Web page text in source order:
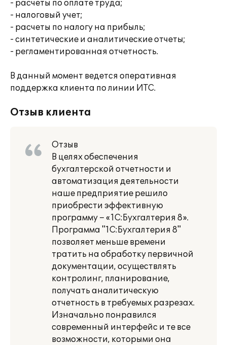
- расчеты по оплате труда;
- налоговый учет;
- расчеты по налогу на прибыль;
- синтетические и аналитические отчеты;
- регламентированная отчетность.
В данный момент ведется оперативная
поддержка клиента по линии ИТС.
Отзыв клиента
Отзыв
В целях обеспечения
бухгалтерской отчетности и
автоматизация деятельности
наше предприятие решило
приобрести эффективную
программу – «1С:Бухгалтерия 8».
Программа "1С:Бухгалтерия 8"
позволяет меньше времени
тратить на обработку первичной
документации, осуществлять
контролинг, планирование,
получать аналитическую
отчетность в требуемых разрезах.
Изначально понравился
современный интерфейс и те все
возможности, которыми она